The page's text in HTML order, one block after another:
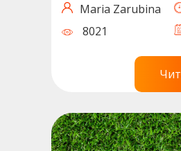
Maria Zarubina
8021